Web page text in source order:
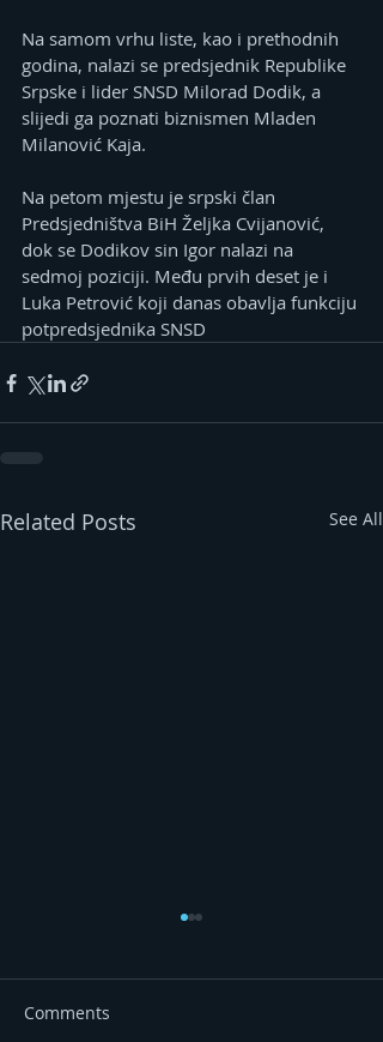
Na samom vrhu liste, kao i prethodnih
godina, nalazi se predsjednik Republike
Srpske i lider SNSD Milorad Dodik, a
slijedi ga poznati biznismen Mladen
Milanović Kaja.
Na petom mjestu je srpski član
Predsjedništva BiH Željka Cvijanović,
dok se Dodikov sin Igor nalazi na
sedmoj poziciji. Među prvih deset je i
Luka Petrović koji danas obavlja funkciju
potpredsjednika SNSD
Related Posts See All
Comments